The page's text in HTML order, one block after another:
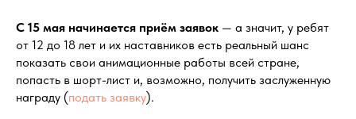
С 15 мая начинается приём заявок — а значит, у ребят
от 12 до 18 лет и их наставников есть реальный шанс
показать свои анимационные работы всей стране,
попасть в шорт-лист и, возможно, получить заслуженную
награду (подать заявку).